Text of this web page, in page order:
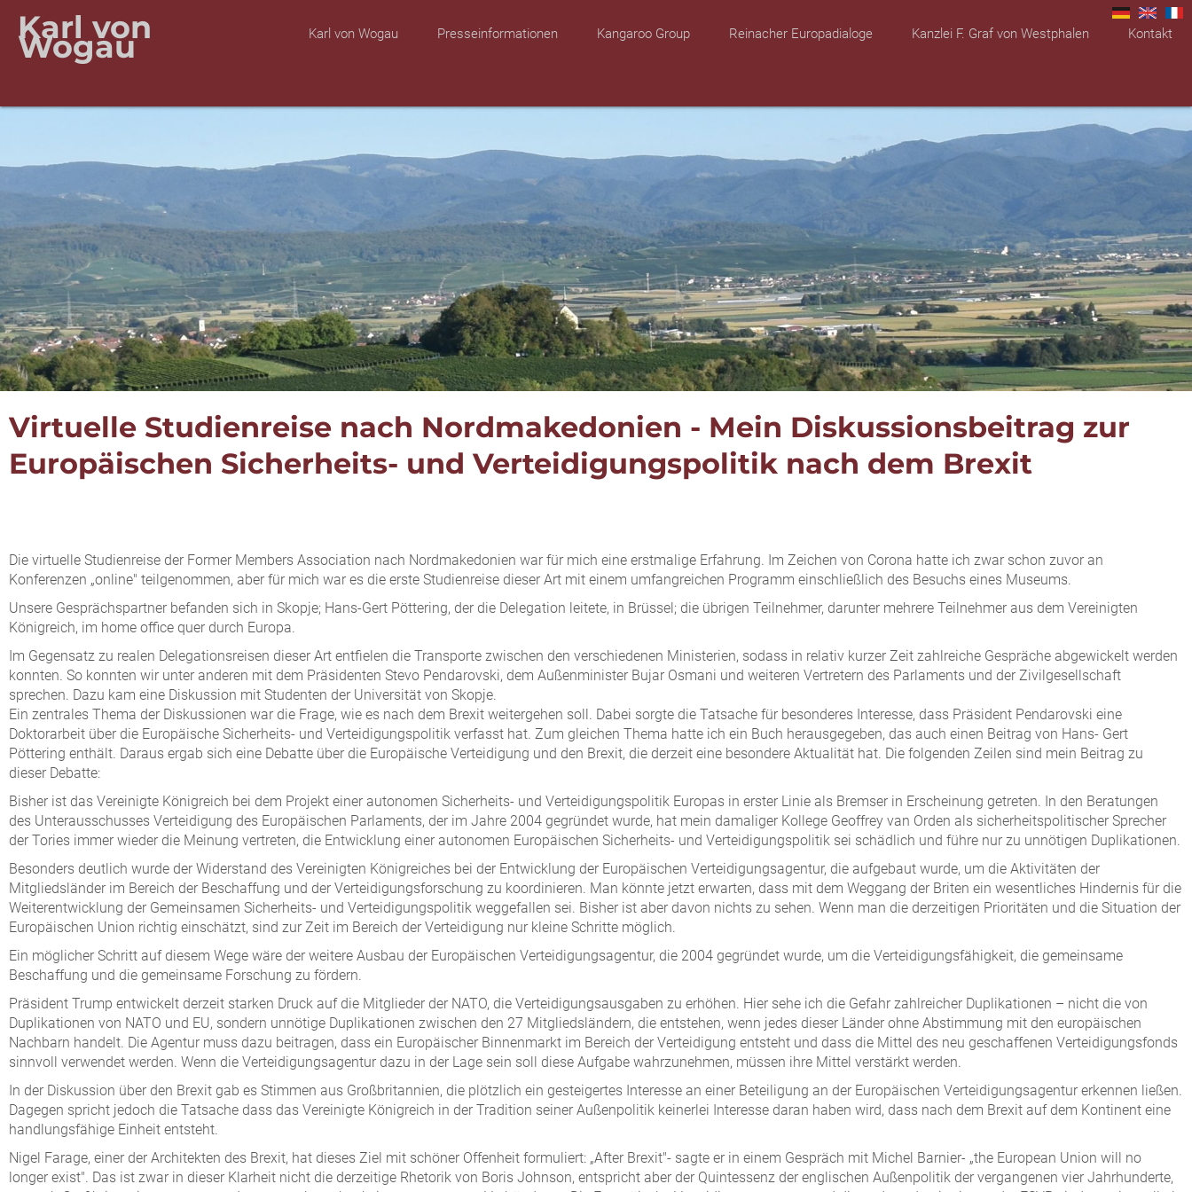
Karl von
Wogau Karl von Wogau Presseinformationen Kangaroo Group Reinacher Europadialoge Kanzlei F. Graf von Westphalen Kontakt
Virtuelle Studienreise nach Nordmakedonien - Mein Diskussionsbeitrag zur
Europäischen Sicherheits- und Verteidigungspolitik nach dem Brexit
Die virtuelle Studienreise der Former Members Association nach Nordmakedonien war für mich eine erstmalige Erfahrung. Im Zeichen von Corona hatte ich zwar schon zuvor an
Konferenzen „online" teilgenommen, aber für mich war es die erste Studienreise dieser Art mit einem umfangreichen Programm einschließlich des Besuchs eines Museums.
Unsere Gesprächspartner befanden sich in Skopje; Hans-Gert Pöttering, der die Delegation leitete, in Brüssel; die übrigen Teilnehmer, darunter mehrere Teilnehmer aus dem Vereinigten
Königreich, im home office quer durch Europa.
Im Gegensatz zu realen Delegationsreisen dieser Art entfielen die Transporte zwischen den verschiedenen Ministerien, sodass in relativ kurzer Zeit zahlreiche Gespräche abgewickelt werden
konnten. So konnten wir unter anderen mit dem Präsidenten Stevo Pendarovski, dem Außenminister Bujar Osmani und weiteren Vertretern des Parlaments und der Zivilgesellschaft
sprechen. Dazu kam eine Diskussion mit Studenten der Universität von Skopje.
Ein zentrales Thema der Diskussionen war die Frage, wie es nach dem Brexit weitergehen soll. Dabei sorgte die Tatsache für besonderes Interesse, dass Präsident Pendarovski eine
Doktorarbeit über die Europäische Sicherheits- und Verteidigungspolitik verfasst hat. Zum gleichen Thema hatte ich ein Buch herausgegeben, das auch einen Beitrag von Hans- Gert
Pöttering enthält. Daraus ergab sich eine Debatte über die Europäische Verteidigung und den Brexit, die derzeit eine besondere Aktualität hat. Die folgenden Zeilen sind mein Beitrag zu
dieser Debatte:
Bisher ist das Vereinigte Königreich bei dem Projekt einer autonomen Sicherheits- und Verteidigungspolitik Europas in erster Linie als Bremser in Erscheinung getreten. In den Beratungen
des Unterausschusses Verteidigung des Europäischen Parlaments, der im Jahre 2004 gegründet wurde, hat mein damaliger Kollege Geoffrey van Orden als sicherheitspolitischer Sprecher
der Tories immer wieder die Meinung vertreten, die Entwicklung einer autonomen Europäischen Sicherheits- und Verteidigungspolitik sei schädlich und führe nur zu unnötigen Duplikationen.
Besonders deutlich wurde der Widerstand des Vereinigten Königreiches bei der Entwicklung der Europäischen Verteidigungsagentur, die aufgebaut wurde, um die Aktivitäten der
Mitgliedsländer im Bereich der Beschaffung und der Verteidigungsforschung zu koordinieren. Man könnte jetzt erwarten, dass mit dem Weggang der Briten ein wesentliches Hindernis für die
Weiterentwicklung der Gemeinsamen Sicherheits- und Verteidigungspolitik weggefallen sei. Bisher ist aber davon nichts zu sehen. Wenn man die derzeitigen Prioritäten und die Situation der
Europäischen Union richtig einschätzt, sind zur Zeit im Bereich der Verteidigung nur kleine Schritte möglich.
Ein möglicher Schritt auf diesem Wege wäre der weitere Ausbau der Europäischen Verteidigungsagentur, die 2004 gegründet wurde, um die Verteidigungsfähigkeit, die gemeinsame
Beschaffung und die gemeinsame Forschung zu fördern.
Präsident Trump entwickelt derzeit starken Druck auf die Mitglieder der NATO, die Verteidigungsausgaben zu erhöhen. Hier sehe ich die Gefahr zahlreicher Duplikationen – nicht die von
Duplikationen von NATO und EU, sondern unnötige Duplikationen zwischen den 27 Mitgliedsländern, die entstehen, wenn jedes dieser Länder ohne Abstimmung mit den europäischen
Nachbarn handelt. Die Agentur muss dazu beitragen, dass ein Europäischer Binnenmarkt im Bereich der Verteidigung entsteht und dass die Mittel des neu geschaffenen Verteidigungsfonds
sinnvoll verwendet werden. Wenn die Verteidigungsagentur dazu in der Lage sein soll diese Aufgabe wahrzunehmen, müssen ihre Mittel verstärkt werden.
In der Diskussion über den Brexit gab es Stimmen aus Großbritannien, die plötzlich ein gesteigertes Interesse an einer Beteiligung an der Europäischen Verteidigungsagentur erkennen ließen.
Dagegen spricht jedoch die Tatsache dass das Vereinigte Königreich in der Tradition seiner Außenpolitik keinerlei Interesse daran haben wird, dass nach dem Brexit auf dem Kontinent eine
handlungsfähige Einheit entsteht.
Nigel Farage, einer der Architekten des Brexit, hat dieses Ziel mit schöner Offenheit formuliert: „After Brexit"- sagte er in einem Gespräch mit Michel Barnier- „the European Union will no
longer exist". Das ist zwar in dieser Klarheit nicht die derzeitige Rhetorik von Boris Johnson, entspricht aber der Quintessenz der englischen Außenpolitik der vergangenen vier Jahrhunderte,